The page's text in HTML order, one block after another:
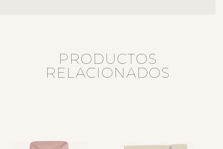
PRODUCTOS
RELACIONADOS